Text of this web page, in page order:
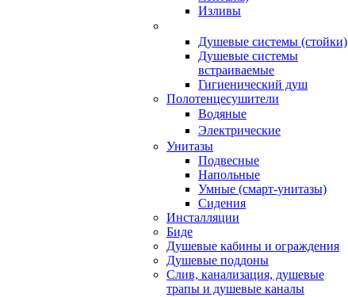
Изливы
Душевые системы (стойки)
Душевые системы
встраиваемые
Гигиенический душ
Полотенцесушители
ㅤВодяные
ㅤЭлектрические
Унитазы
Подвесные
Напольные
Умные (смарт-унитазы)
Сидения
Инсталляции
Биде
Душевые кабины и ограждения
Душевые поддоны
Слив, канализация, душевые
трапы и душевые каналы